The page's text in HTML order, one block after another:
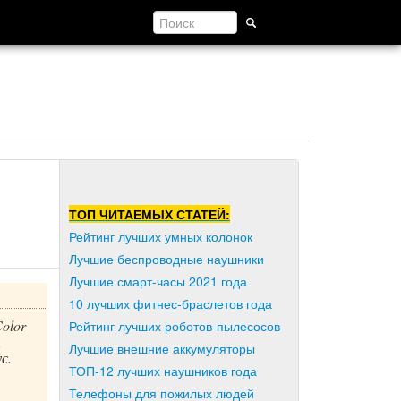
ТОП ЧИТАЕМЫХ СТАТЕЙ:
Рейтинг лучших умных колонок
Лучшие беспроводные наушники
Лучшие смарт-часы 2021 года
10 лучших фитнес-браслетов года
Рейтинг лучших роботов-пылесосов
Лучшие внешние аккумуляторы
ТОП-12 лучших наушников года
Телефоны для пожилых людей